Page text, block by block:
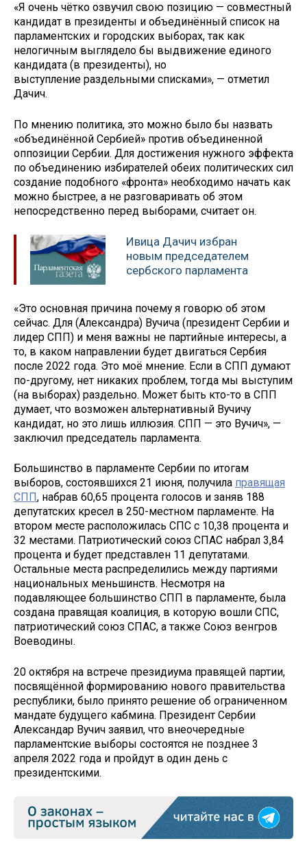
«Я очень чётко озвучил свою позицию — совместный
кандидат в президенты и объединённый список на
парламентских и городских выборах, так как
нелогичным выглядело бы выдвижение единого
кандидата (в президенты), но
выступление раздельными списками», — отметил
Дачич.
По мнению политика, это можно было бы назвать
«объединённой Сербией» против объединенной
оппозиции Сербии. Для достижения нужного эффекта
по объединению избирателей обеих политических сил
создание подобного «фронта» необходимо начать как
можно быстрее, а не разговаривать об этом
непосредственно перед выборами, считает он.
Ивица Дачич избран
новым председателем
сербского парламента
«Это основная причина почему я говорю об этом
сейчас. Для (Александра) Вучича (президент Сербии и
лидер СПП) и меня важны не партийные интересы, а
то, в каком направлении будет двигаться Сербия
после 2022 года. Это моё мнение. Если в СПП думают
по-другому, нет никаких проблем, тогда мы выступим
(на выборах) раздельно. Может быть кто-то в СПП
думает, что возможен альтернативный Вучичу
кандидат, но это лишь иллюзия. СПП — это Вучич», —
заключил председатель парламента.
Большинство в парламенте Сербии по итогам
выборов, состоявшихся 21 июня, получила правящая
СПП, набрав 60,65 процента голосов и заняв 188
депутатских кресел в 250-местном парламенте. На
втором месте расположилась СПС с 10,38 процента и
32 местами. Патриотический союз СПАС набрал 3,84
процента и будет представлен 11 депутатами.
Остальные места распределились между партиями
национальных меньшинств. Несмотря на
подавляющее большинство СПП в парламенте, была
создана правящая коалиция, в которую вошли СПС,
патриотический союз СПАС, а также Союз венгров
Воеводины.
20 октября на встрече президиума правящей партии,
посвящённой формированию нового правительства
республики, было принято решение об ограниченном
мандате будущего кабмина. Президент Сербии
Александар Вучич заявил, что внеочередные
парламентские выборы состоятся не позднее 3
апреля 2022 года и пройдут в один день с
президентскими.